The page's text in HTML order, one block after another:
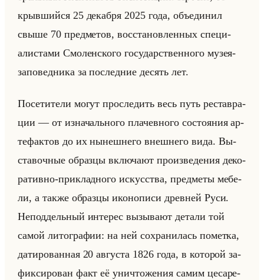
крыв­шийся 25 де­каб­ря 2025 года, объеди­нил
свыше 70 пред­ме­тов, вос­ста­нов­лен­ных спе­ци­
али­ста­ми Смо­лен­ско­го го­су­дар­ствен­но­го музея-
за­по­вед­ни­ка за по­след­ние де­сять лет.
По­се­ти­те­ли могут про­сле­дить весь путь ре­став­ра­
ции — от из­на­чально­го пла­чев­но­го со­сто­яния ар­
те­фак­тов до их ны­неш­не­го внеш­не­го вида. Вы­
ста­воч­ные об­раз­цы вклю­ча­ют про­из­ве­де­ния де­ко­
ра­тив­но-при­клад­но­го ис­кус­ства, пред­ме­ты ме­бе­
ли, а также об­раз­цы ико­но­пи­си древ­ней Руси.
Непод­дельный ин­те­рес вы­зы­ва­ют де­та­ли той
самой ли­то­гра­фии: на ней со­хра­ни­лась по­мет­ка,
да­ти­ро­ван­ная 20 ав­гу­ста 1826 года, в ко­то­рой за­
фик­си­ро­ван факт её уни­что­же­ния самим це­са­ре­